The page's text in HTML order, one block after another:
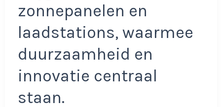
zonnepanelen en
laadstations, waarmee
duurzaamheid en
innovatie centraal
staan.